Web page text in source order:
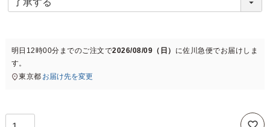
必
)
明日 12時00分 までのご注文で2026/08/09（日） に佐川急便でお届けしま
す。
東京都 お届け先を変更